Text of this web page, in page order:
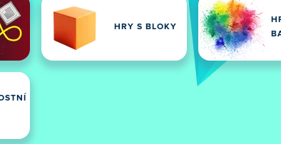
HRY S BLOKY